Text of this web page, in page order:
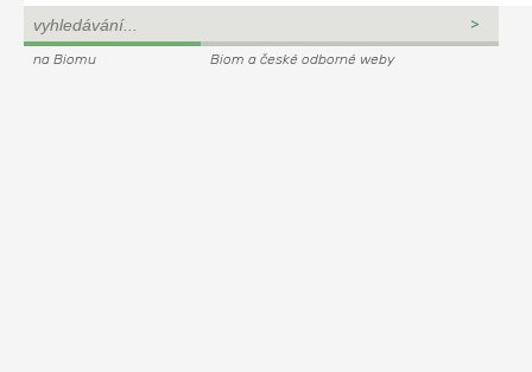
na Biomu Biom a české odborné weby